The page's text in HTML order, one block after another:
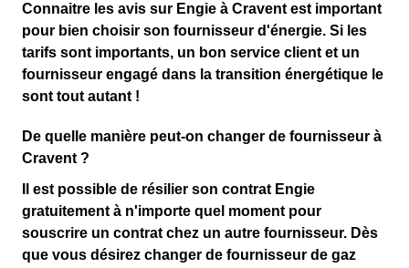
Connaitre les avis sur Engie à Cravent est important
pour bien choisir son fournisseur d'énergie. Si les
tarifs sont importants, un bon service client et un
fournisseur engagé dans la transition énergétique le
sont tout autant !
De quelle manière peut-on changer de fournisseur à
Cravent ?
Il est possible de résilier son contrat Engie
gratuitement à n'importe quel moment pour
souscrire un contrat chez un autre fournisseur. Dès
que vous désirez changer de fournisseur de gaz